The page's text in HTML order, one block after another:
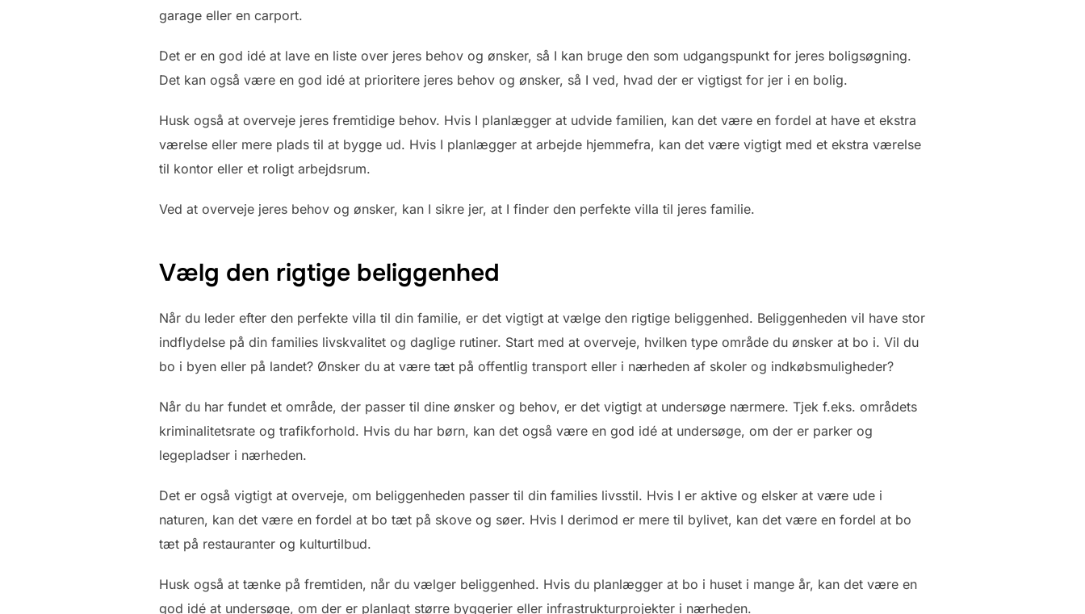
garage eller en carport.
Det er en god idé at lave en liste over jeres behov og ønsker, så I kan bruge den som udgangspunkt for jeres boligsøgning.
Det kan også være en god idé at prioritere jeres behov og ønsker, så I ved, hvad der er vigtigst for jer i en bolig.
Husk også at overveje jeres fremtidige behov. Hvis I planlægger at udvide familien, kan det være en fordel at have et ekstra
værelse eller mere plads til at bygge ud. Hvis I planlægger at arbejde hjemmefra, kan det være vigtigt med et ekstra værelse
til kontor eller et roligt arbejdsrum.
Ved at overveje jeres behov og ønsker, kan I sikre jer, at I finder den perfekte villa til jeres familie.
Vælg den rigtige beliggenhed
Når du leder efter den perfekte villa til din familie, er det vigtigt at vælge den rigtige beliggenhed. Beliggenheden vil have stor
indflydelse på din families livskvalitet og daglige rutiner. Start med at overveje, hvilken type område du ønsker at bo i. Vil du
bo i byen eller på landet? Ønsker du at være tæt på offentlig transport eller i nærheden af skoler og indkøbsmuligheder?
Når du har fundet et område, der passer til dine ønsker og behov, er det vigtigt at undersøge nærmere. Tjek f.eks. områdets
kriminalitetsrate og trafikforhold. Hvis du har børn, kan det også være en god idé at undersøge, om der er parker og
legepladser i nærheden.
Det er også vigtigt at overveje, om beliggenheden passer til din families livsstil. Hvis I er aktive og elsker at være ude i
naturen, kan det være en fordel at bo tæt på skove og søer. Hvis I derimod er mere til bylivet, kan det være en fordel at bo
tæt på restauranter og kulturtilbud.
Husk også at tænke på fremtiden, når du vælger beliggenhed. Hvis du planlægger at bo i huset i mange år, kan det være en
god idé at undersøge, om der er planlagt større byggerier eller infrastrukturprojekter i nærheden.